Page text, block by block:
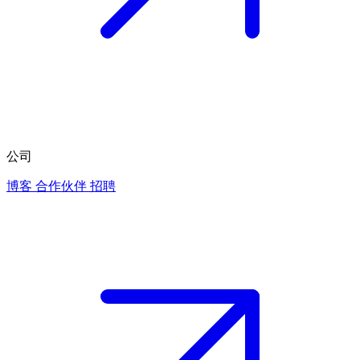
公司
博客 合作伙伴 招聘